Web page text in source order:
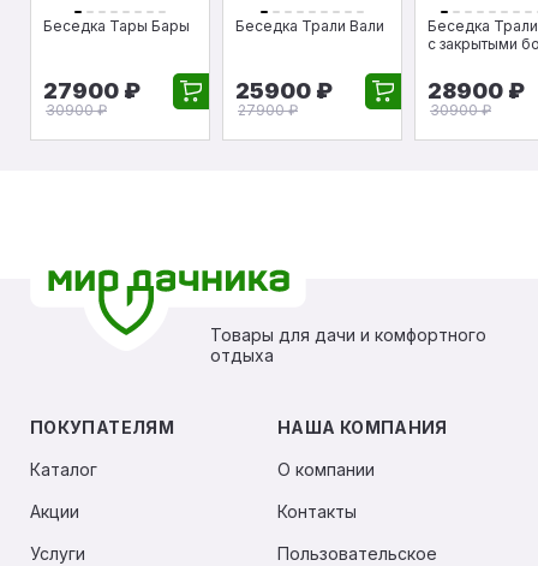
Беседка Тары Бары
27900 ₽
30900 ₽
Беседка Трали Вали
25900 ₽
27900 ₽
Беседка
с закрытыми
28900 ₽
30900 ₽
Товары для дачи и комфортного
отдыха
ПОКУПАТЕЛЯМ
Каталог
Акции
Услуги
НАША КОМПАНИЯ
О компании
Контакты
Пользовательское